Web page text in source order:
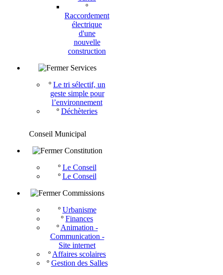
º
Raccordement
électrique
d'une
nouvelle
construction
Services
º Le tri sélectif, un
geste simple pour
l’environnement
º Déchèteries
Conseil Municipal
Constitution
º Le Conseil
º Le Conseil
Commissions
º Urbanisme
º Finances
º Animation -
Communication -
Site internet
º Affaires scolaires
º Gestion des Salles